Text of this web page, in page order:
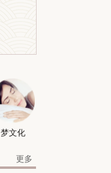
梦文化
更多